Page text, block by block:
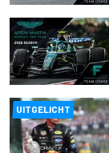
UITGELICHT